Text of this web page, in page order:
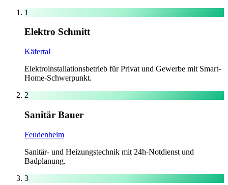
1
Elektro Schmitt
Käfertal
Elektroinstallationsbetrieb für Privat und Gewerbe mit Smart-
Home-Schwerpunkt.
2
Sanitär Bauer
Feudenheim
Sanitär- und Heizungstechnik mit 24h-Notdienst und
Badplanung.
3